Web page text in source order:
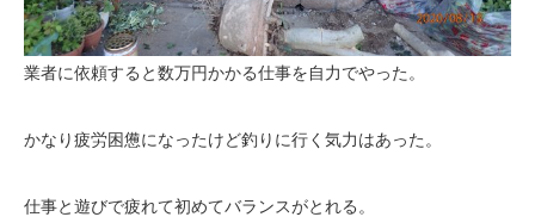
業者に依頼すると数万円かかる仕事を自力でやった。
かなり疲労困憊になったけど釣りに行く気力はあった。
仕事と遊びで疲れて初めてバランスがとれる。